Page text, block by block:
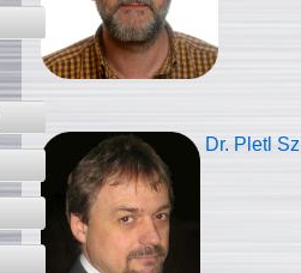
Dr. Pletl